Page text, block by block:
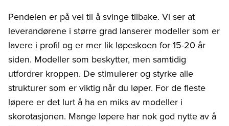
Pendelen er på vei til å svinge tilbake. Vi ser at
leverandørene i større grad lanserer modeller som er
lavere i profil og er mer lik løpeskoen for 15-20 år
siden. Modeller som beskytter, men samtidig
utfordrer kroppen. De stimulerer og styrke alle
strukturer som er viktig når du løper. For de fleste
løpere er det lurt å ha en miks av modeller i
skorotasjonen. Mange løpere har nok god nytte av å